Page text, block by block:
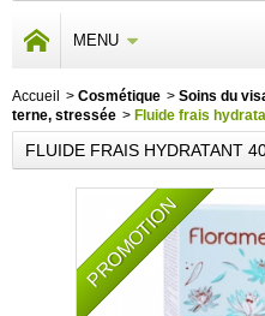
MENU
Accueil > Cosmétique > Soins du
terne, stressée > Fluide frais
FLUIDE FRAIS HYDRATANT
PROMOTION